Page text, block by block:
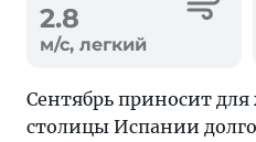
2.8
м/с, легкий
Сентябрь приносит
столицы Испании